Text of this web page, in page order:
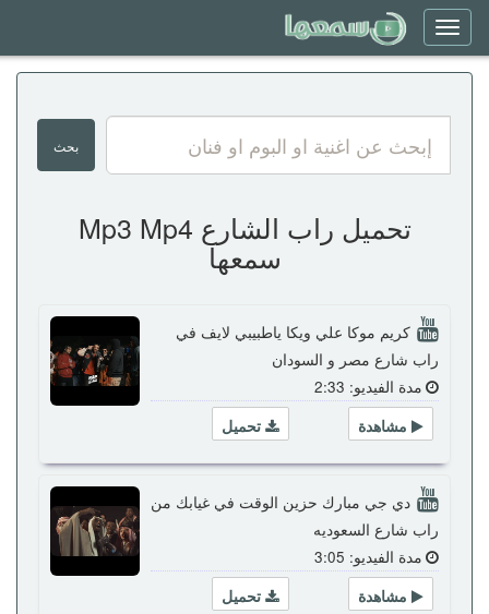
Toggle
navigation
تحميل راب الشارع Mp3 Mp4
سمعها
كريم موكا علي ويكا ياطبيبي لايف في
راب شارع مصر و السودان
مدة الفيديو: 2:33
تحميل
مشاهدة
دي جي مبارك حزين الوقت في غيابك من
راب شارع السعوديه
مدة الفيديو: 3:05
تحميل
مشاهدة